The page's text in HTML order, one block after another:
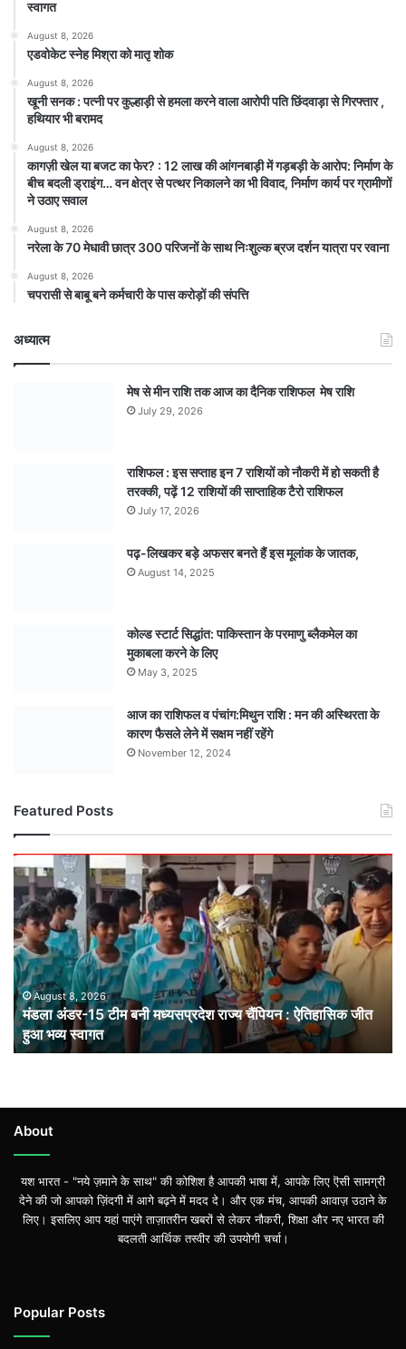
स्वागत
August 8, 2026
एडवोकेट स्नेह मिश्रा को मातृ शोक
August 8, 2026
खूनी सनक : पत्नी पर कुल्हाड़ी से हमला करने वाला आरोपी पति छिंदवाड़ा से गिरफ्तार ,
हथियार भी बरामद
August 8, 2026
कागज़ी खेल या बजट का फेर? : 12 लाख की आंगनबाड़ी में गड़बड़ी के आरोप: निर्माण के
बीच बदली ड्राइंग… वन क्षेत्र से पत्थर निकालने का भी विवाद, निर्माण कार्य पर ग्रामीणों
ने उठाए सवाल
August 8, 2026
नरेला के 70 मेधावी छात्र 300 परिजनों के साथ निःशुल्क ब्रज दर्शन यात्रा पर रवाना
August 8, 2026
चपरासी से बाबू बने कर्मचारी के पास करोड़ों की संपत्ति
अध्यात्म
मेष से मीन राशि तक आज का दैनिक राशिफल मेष राशि
July 29, 2026
राशिफल : इस सप्ताह इन 7 राशियों को नौकरी में हो सकती है
तरक्की, पढ़ें 12 राशियों की साप्ताहिक टैरो राशिफल
July 17, 2026
पढ़-लिखकर बड़े अफसर बनते हैं इस मूलांक के जातक,
August 14, 2025
कोल्ड स्टार्ट सिद्धांत: पाकिस्तान के परमाणु ब्लैकमेल का
मुकाबला करने के लिए
May 3, 2025
आज का राशिफल व पंचांग:मिथुन राशि : मन की अस्थिरता के
कारण फैसले लेने में सक्षम नहीं रहेंगे
November 12, 2024
Featured Posts
अंडर-15
टीम
बनी
मध्यसप्रदेश
राज्य
चैंपियन
: ऐतिहासिक
जीत
हुआ
भव्य
August 8, 2026
मंडला अंडर-15 टीम बनी मध्यसप्रदेश राज्य चैंपियन : ऐतिहासिक जीत
हुआ भव्य स्वागत
About
यश भारत - "नये ज़माने के साथ" की कोशिश है आपकी भाषा में, आपके लिए ऎसी सामग्री
देने की जो आपको ज़िंदगी में आगे बढ़ने में मदद दे। और एक मंच, आपकी आवाज़ उठाने के
लिए। इसलिए आप यहां पाएंगे ताज़ातरीन खबरों से लेकर नौकरी, शिक्षा और नए भारत की
बदलती आर्थिक तस्वीर की उपयोगी चर्चा।
Popular Posts